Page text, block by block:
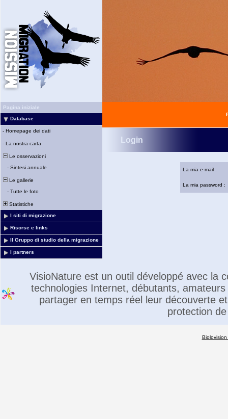
Pagina iniziale
Database
- Homepage dei dati
- La nostra carta
Le osservazioni
- Sintesi annuale
Le gallerie
- Tutte le foto
Statistiche
I siti di migrazione
Risorse e links
Il Gruppo di studio della migrazione
I partners
Login
La mia e-mail :
La mia password :
VisioNature est un outil développé avec la
technologies Internet, débutants,
partager en temps réel leur découverte
protection
Biolovision